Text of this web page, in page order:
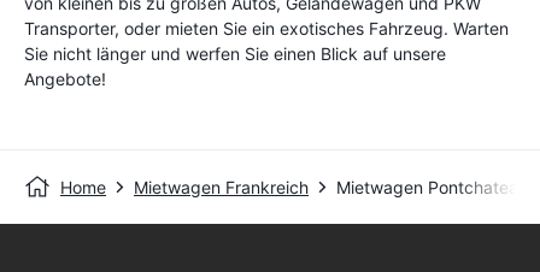
Transporter, oder mieten Sie ein exotisches Fahrzeug. Warten
Sie nicht länger und werfen Sie einen Blick auf unsere
Angebote!
Home Mietwagen Frankreich Mietwagen Pontchateau